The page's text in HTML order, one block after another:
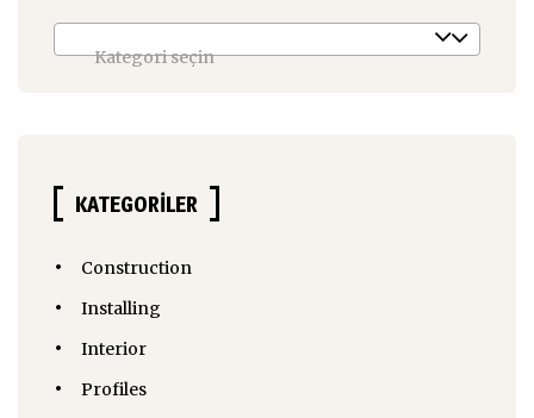
Kategori seçin
KATEGORILER
Construction
Installing
Interior
Profiles